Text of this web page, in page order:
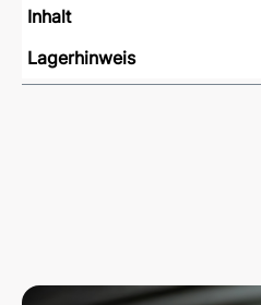
Inhalt
Lagerhinweis